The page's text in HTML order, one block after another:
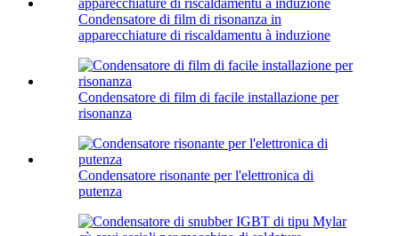
Condensatore di film di risonanza in
apparecchiature di riscaldamentu à induzione
Condensatore di film di facile installazione per
risonanza
Condensatore risonante per l'elettronica di
putenza